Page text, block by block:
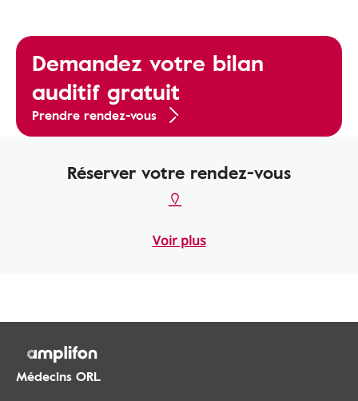
Demandez votre bilan
auditif gratuit
Prendre rendez-vous
Réserver votre rendez-vous
Voir plus
Médecins ORL